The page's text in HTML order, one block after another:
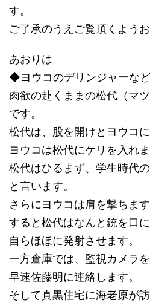
す。
ご了承のうえご覧頂くよう
あおりは
◆ヨウコのデリンジャーなど
肉欲の赴くままの松代（マ
です。
松代は、股を開けとヨウコ
ヨウコは松代にケリを入れ
松代はひるまず、学生時代
と言います。
さらにヨウコは肩を撃ちます
すると松代はなんと銃を口
自らほほに発射させます。
一方倉庫では、監視カメラ
早速佐藤明に連絡します。
そして真黒住宅に海老原が訪